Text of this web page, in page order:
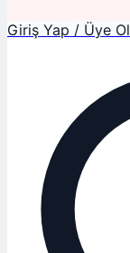
Giriş Yap / Üye Ol